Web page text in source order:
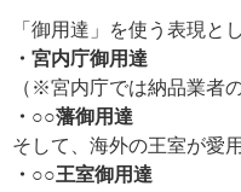
「御用達」を使う表現と
・宮内庁御用達
（※宮内庁では納品業者
・○○藩御用達
そして、海外の王室が愛
・○○王室御用達